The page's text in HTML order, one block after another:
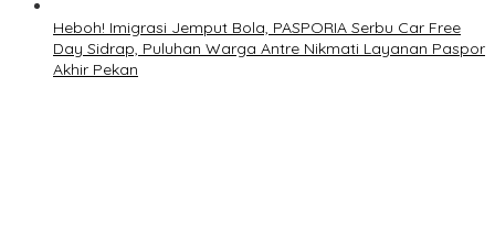
Heboh! Imigrasi Jemput Bola, PASPORIA Serbu Car Free
Day Sidrap, Puluhan Warga Antre Nikmati Layanan Paspor
Akhir Pekan